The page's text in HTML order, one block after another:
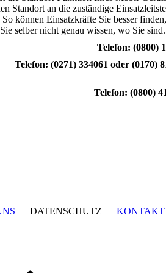
Standort an die zuständige
können Einsatzkräfte Sie besser
selber nicht genau wissen, wo Sie sind.
Telefon: (0800)
Telefon: (0271) 334061 oder (0170)
Telefon: (0800)
DATENSCHUTZ KONTAKT